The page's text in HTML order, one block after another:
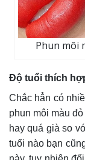
Phun môi
Độ tuổi thích
Chắc hẳn có
phun môi màu
hay quá già so
tuổi nào bạn